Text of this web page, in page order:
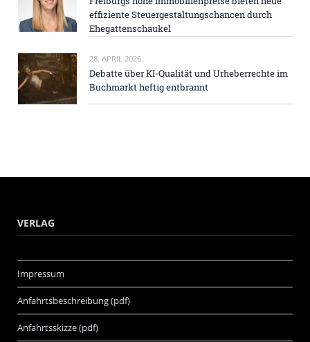
effiziente Steuergestaltungschancen durch
Ehegattenschaukel
28. APRIL 2026
Debatte über KI-Qualität und Urheberrechte im
Buchmarkt heftig entbrannt
VERLAG
Impressum
Anfahrtsbeschreibung (pdf)
Anfahrtsskizze (pdf)